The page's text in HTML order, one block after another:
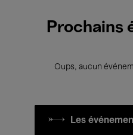
Prochains
Oups, aucun
Les